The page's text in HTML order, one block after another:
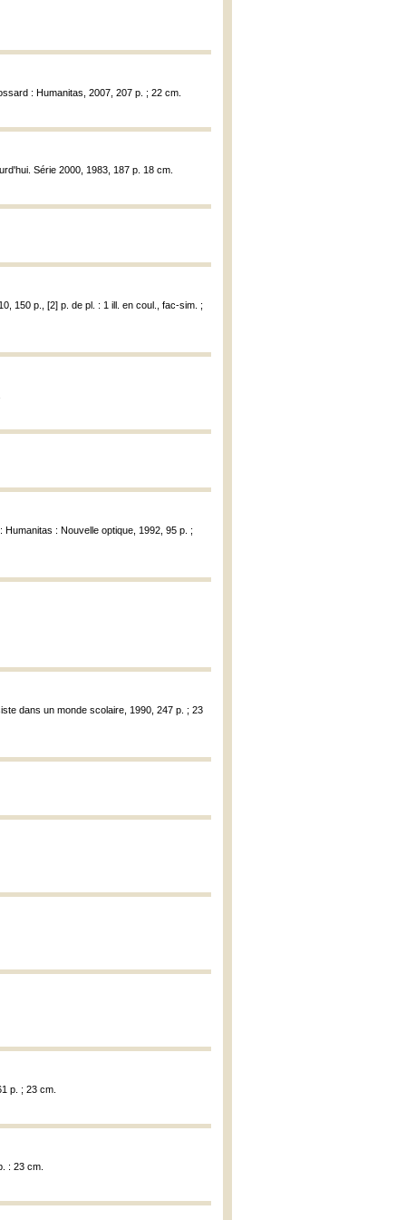
: Humanitas, 2007, 207 p. ; 22 cm.
Série 2000, 1983, 187 p. 18 cm.
150 p., [2] p. de pl. : 1 ill. en coul., fac-sim. ;
: Humanitas : Nouvelle optique, 1992, 95 p. ;
dans un monde scolaire, 1990, 247 p. ; 23
p. ; 23 cm.
: 23 cm.